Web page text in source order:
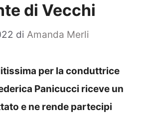
di Vecchi
di Amanda Merli
per la conduttrice
Panicucci riceve un
e ne rende partecipi